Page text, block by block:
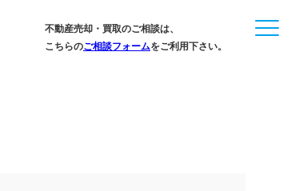
不動産売却・買取のご相談は、
こちらのご相談フォームをご利用下さい。